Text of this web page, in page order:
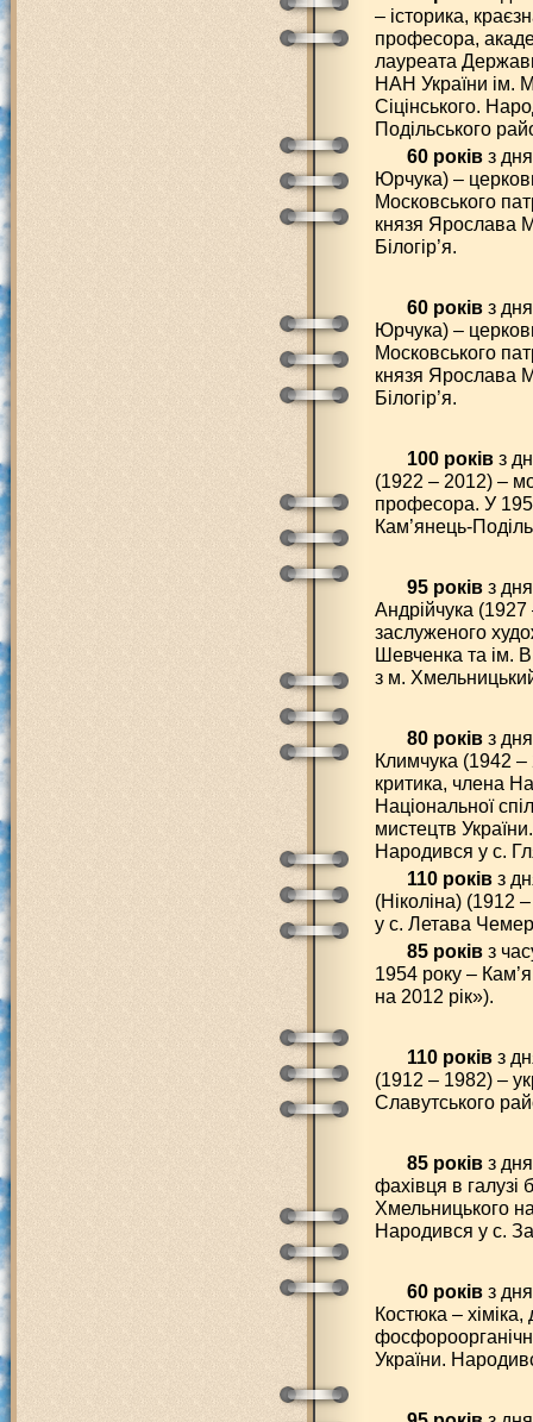
– історика,
професора,
лауреата
НАН України ім.
Сіцінського.
Подільського
60 роківз
Юрчука) –
Московського
князя Ярослава
Білогір’я.
60 роківз
Юрчука) –
Московського
князя Ярослава
Білогір’я.
100 роківз
(1922 – 2012) –
професора. У
Кам’янець-
95 роківз
Андрійчука
заслуженого
Шевченка та ім.
з м.
80 роківз
Климчука (1942 –
критика, члена
Національної
мистецтв
Народився у с.
110 роківз
(Ніколіна) (1912
у с. Летава
85 роківз
1954 року –
на 2012 рік»).
110 роківз
(1912 – 1982) –
Славутського
85 роківз
фахівця в галузі
Хмельницького
Народився у с.
60 роківз
Костюка – хіміка,
України.